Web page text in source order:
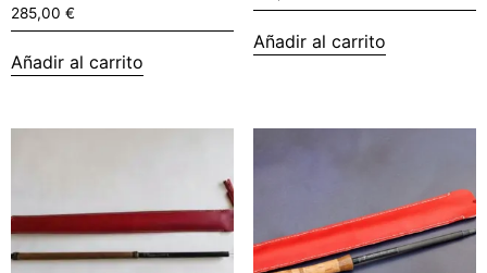
285,00 €
Añadir al carrito
Añadir al carrito